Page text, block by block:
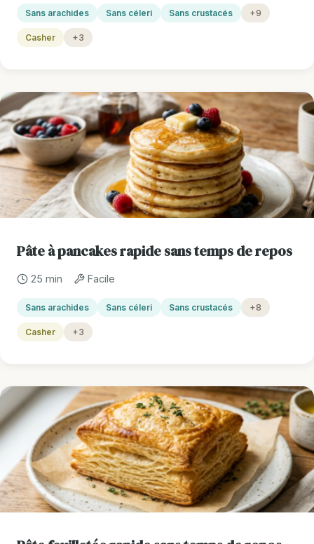
Sans arachides Sans céleri Sans crustacés +9
Casher +3
Pâte à pancakes rapide sans temps de repos
25 min Facile
Sans arachides Sans céleri Sans crustacés +8
Casher +3